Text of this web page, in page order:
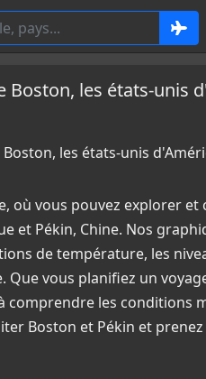
les états-unis
les états-unis
où vous pouvez explorer
et Pékin, Chine. Nos
de température, les
vous planifiez un
les conditions
Boston et Pékin et